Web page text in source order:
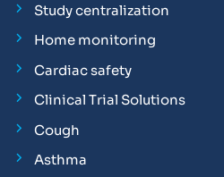
Study centralization
Home monitoring
Cardiac safety
Clinical Trial Solutions
Cough
Asthma